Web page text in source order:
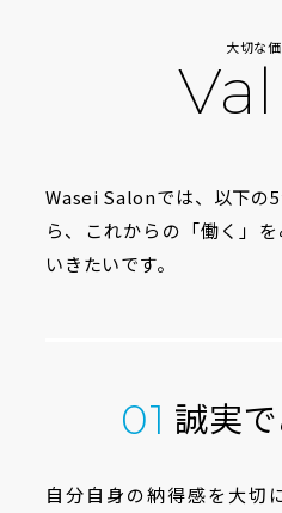
大切な
Wasei Salonでは、以下の
ら、
これからの「働く」
いきたいです。
01 誠実
自分自身の納得感を大切